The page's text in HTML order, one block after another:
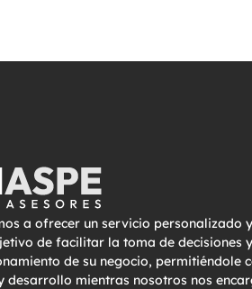
a ofrecer un servicio personalizado y
de facilitar la toma de decisiones y
de su negocio, permitiéndole
desarrollo mientras nosotros nos